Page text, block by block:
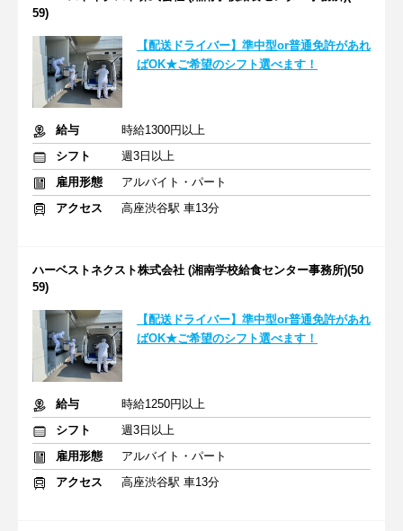
59)
【配送ドライバー】準中型or普通免許があれ
ばOK★ご希望のシフト選べます！
給与
時給1300円以上
シフト
週3日以上
雇用形態
アルバイト・パート
アクセス
高座渋谷駅 車13分
ハーベストネクスト株式会社 (湘南学校給食センター事務所)(50
59)
【配送ドライバー】準中型or普通免許があれ
ばOK★ご希望のシフト選べます！
給与
時給1250円以上
シフト
週3日以上
雇用形態
アルバイト・パート
アクセス
高座渋谷駅 車13分